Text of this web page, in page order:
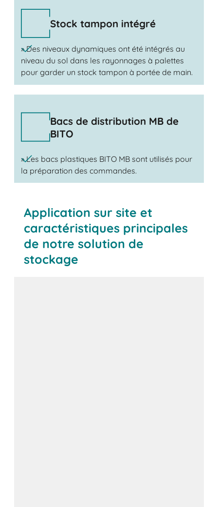
Stock tampon intégré
» Des niveaux dynamiques ont été intégrés au
niveau du sol dans les rayonnages à palettes
pour garder un stock tampon à portée de main.
Bacs de distribution MB de
BITO
» Les bacs plastiques BITO MB sont utilisés pour
la préparation des commandes.
Application sur site et
caractéristiques principales
de notre solution de
stockage